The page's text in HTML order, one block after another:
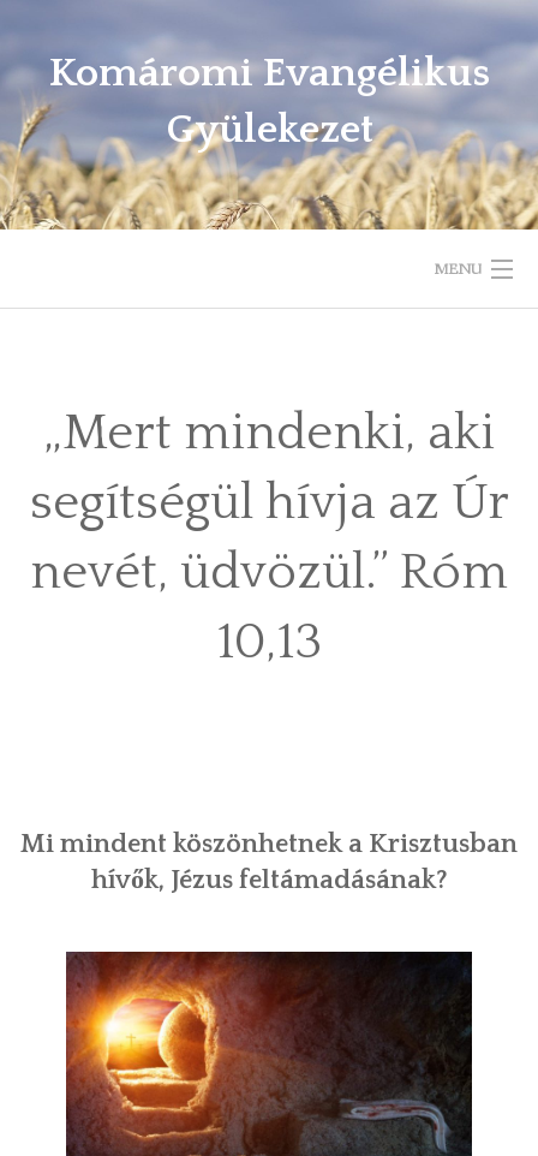
Komáromi Evangélikus
Gyülekezet
MENU
IGEHIRDETÉSEK
KEZDŐLAP
„Mert mindenki, aki
segítségül hívja az Úr
nevét, üdvözül.” Róm
10,13
Mi mindent köszönhetnek a Krisztusban
hívők, Jézus feltámadásának?